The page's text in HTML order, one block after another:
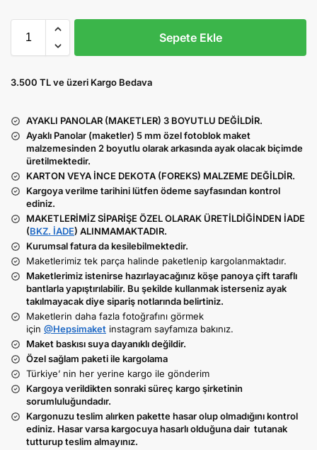
Sepete Ekle
3.500 TL ve üzeri Kargo Bedava
AYAKLI PANOLAR (MAKETLER) 3 BOYUTLU DEĞİLDİR.
Ayaklı Panolar (maketler) 5 mm özel fotoblok maket
malzemesinden 2 boyutlu olarak arkasında ayak olacak biçimde
üretilmektedir.
KARTON VEYA İNCE DEKOTA (FOREKS) MALZEME DEĞİLDİR.
Kargoya verilme tarihini lütfen ödeme sayfasından kontrol
ediniz.
MAKETLERİMİZ SİPARİŞE ÖZEL OLARAK ÜRETİLDİĞİNDEN İADE
(BKZ. İADE) ALINMAMAKTADIR.
Kurumsal fatura da kesilebilmektedir.
Maketlerimiz tek parça halinde paketlenip kargolanmaktadır.
Maketlerimiz istenirse hazırlayacağınız köşe panoya çift taraflı
bantlarla yapıştırılabilir. Bu şekilde kullanmak isterseniz ayak
takılmayacak diye sipariş notlarında belirtiniz.
Maketlerin daha fazla fotoğrafını görmek
için @Hepsimaket instagram sayfamıza bakınız.
Maket baskısı suya dayanıklı değildir.
Özel sağlam paketi ile kargolama
Türkiye’ nin her yerine kargo ile gönderim
Kargoya verildikten sonraki süreç kargo şirketinin
sorumluluğundadır.
Kargonuzu teslim alırken pakette hasar olup olmadığını kontrol
ediniz. Hasar varsa kargocuya hasarlı olduğuna dair tutanak
tutturup teslim almayınız.